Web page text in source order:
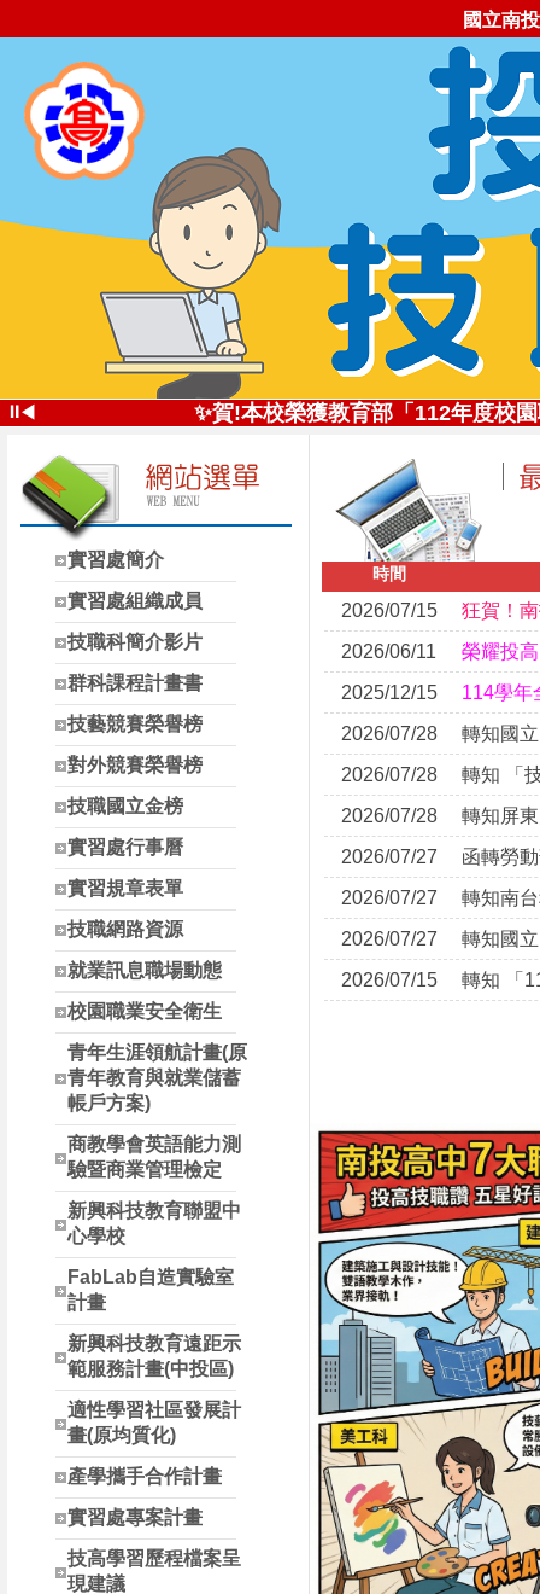
國立南
⏸◀
✨投高技職尚勇!✨113學年全國
✨賀!本校榮獲教育部「112年度校
投高技職讚!113年南投高中
✨五星好評 投高技職✨112學年全
自造實驗室受
南投縣高中職校長
實習處簡介
實習處組織成員
技職科簡介影片
群科課程計畫書
技藝競賽榮譽榜
對外競賽榮譽榜
技職國立金榜
實習處行事曆
實習規章表單
技職網路資源
就業訊息職場動態
校園職業安全衛生
青年生涯領航計畫(原
青年教育與就業儲蓄
帳戶方案)
商教學會英語能力測
驗暨商業管理檢定
新興科技教育聯盟中
心學校
FabLab自造實驗室
計畫
新興科技教育遠距示
範服務計畫(中投區)
適性學習社區發展計
畫(原均質化)
產學攜手合作計畫
實習處專案計畫
技高學習歷程檔案呈
現建議
時間
2026/07/15
2026/06/11
2025/12/15
2026/07/28
2026/07/28
轉知 「
2026/07/28
2026/07/27
2026/07/27
2026/07/27
2026/07/15